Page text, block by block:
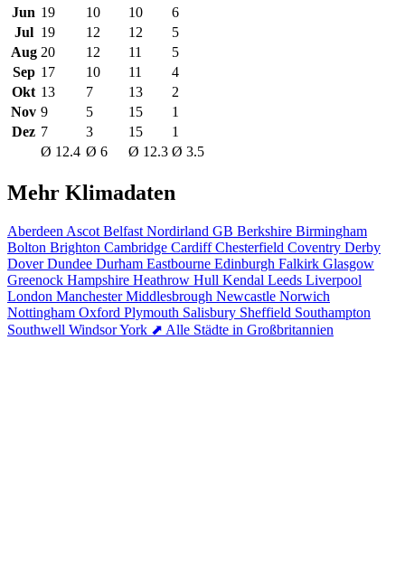
Jun 19 10 10
6
Jul 19 12 12
5
Aug 20 12 11
5
Sep 17 10 11
4
Okt 13 7 13
2
Nov 9 5 15
1
Dez 7 3 15
1
Ø 12.4 Ø 6 Ø 12.3 Ø 3.5
Mehr Klimadaten
Aberdeen Ascot Belfast Nordirland GB Berkshire Birmingham
Bolton Brighton Cambridge CardiffChesterfield Coventry Derby
DoverDundee Durham Eastbourne Edinburgh Falkirk Glasgow
Greenock Hampshire Heathrow Hull Kendal Leeds Liverpool
London ManchesterMiddlesbrough Newcastle Norwich
Nottingham Oxford Plymouth Salisbury Sheffield Southampton
Southwell WindsorYork ⬈ Alle Städte in Großbritannien